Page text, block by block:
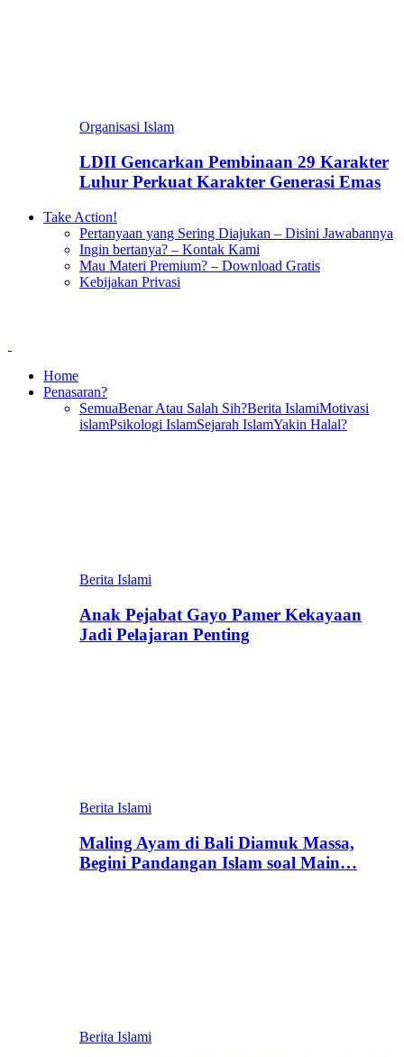
Organisasi Islam
LDII Gencarkan Pembinaan 29 Karakter
Luhur Perkuat Karakter Generasi Emas
Take Action!
Pertanyaan yang Sering Diajukan – Disini Jawabannya
Ingin bertanya? – Kontak Kami
Mau Materi Premium? – Download Gratis
Kebijakan Privasi
Home
Penasaran?
SemuaBenar Atau Salah Sih?Berita IslamiMotivasi
islamPsikologi IslamSejarah IslamYakin Halal?
Berita Islami
Anak Pejabat Gayo Pamer Kekayaan
Jadi Pelajaran Penting
Berita Islami
Maling Ayam di Bali Diamuk Massa,
Begini Pandangan Islam soal Main…
Berita Islami